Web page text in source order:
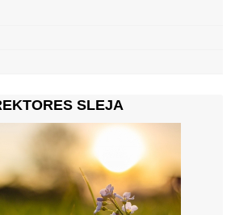
SLEJA